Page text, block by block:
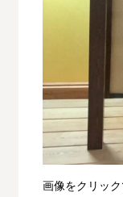
画像をクリック